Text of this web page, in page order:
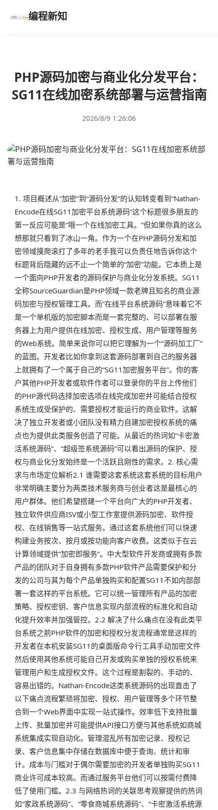
编程新知
PHP源码加密与商业化分发平台：
SG11在线加密系统部署与运营指南
2026/8/9 1:26:06
1. 项目概述从“加密”到“源码分发”的认知转变看到“Nathan-
Encode在线SG11加密平台系统源码”这个标题很多朋友的
第一反应可能是“哦一个在线加密工具。”但如果你真的这么
想那就只看到了冰山一角。作为一个在PHP源码分发和加
密领域摸爬滚打了多年的老手我可以负责任地告诉你这个
标题背后隐藏的远不止一个简单的“加密”功能。它本质上是
一个面向PHP开发者的源码保护与商业化分发系统。SG11
全称SourceGuardian是PHP领域一款老牌且知名的商业源
码加密与授权管理工具。而“在线平台系统源码”意味着它不
是一个单机版的加密脚本而是一套完整的、可以部署在服
务器上为用户提供在线加密、授权生成、用户管理等服务
的Web系统。简单来说你可以把它理解为一个“源码加工厂”
的蓝图。开发者比如你拿到这套源码部署到自己的服务器
上就拥有了一个属于自己的“SG11加密服务平台”。你的客
户其他PHP开发者或软件作者可以登录你的平台上传他们
的PHP源代码选择加密选项在线完成加密并可能结合授权
系统生成受保护的、需要授权才能运行的商业软件。这解
决了独立开发者或小团队没有精力自建加密授权系统的痛
点也为提供此类服务创造了可能。从最近的热词如“卡密激
活系统源码”、“超级签系统源码”可以看出源码的保护、授
权与商业化分发始终是一个活跃且刚性的需求。2. 核心需
求与市场定位解析2.1 谁需要这套系统这套系统的目标用户
非常明确主要分为两类技术服务商与创业者这是最核心的
用户群体。他们希望搭建一个平台向广大的PHP开发者、
独立软件供应商ISV或小型工作室提供源码加密、软件授
权、在线销售等一站式服务。通过这套系统他们可以快速
构建业务按次、按月或按功能向客户收费。这类似于在云
计算领域提供“加密即服务”。中大型软件开发商或拥有多款
产品的团队对于自身拥有多款PHP软件产品需要保护和分
发的公司与其为每个产品单独购买和配置SG11不如内部部
署一套这样的平台系统。它可以统一管理所有产品的加密
策略、授权密钥、客户信息实现内部流程的标准化和自动
化提升效率并加强管控。2.2 解决了什么痛点在没有此类平
台系统之前PHP软件的加密和授权分发流程通常是这样的
开发者在本机安装SG11的桌面版命令行工具手动加密文件
然后使用其他系统可能自己开发或购买单独的授权系统来
管理用户和生成授权文件。这个过程是割裂的、手动的、
容易出错的。Nathan-Encode这类系统源码的出现直击了
以下痛点流程繁琐将加密、授权、用户管理等多个环节整
合到一个Web界面中实现一站式操作。效率低下支持批量
上传、批量加密并可能提供API接口方便与其他系统如商城
系统集成实现自动化。管理混乱所有加密记录、授权记
录、客户信息集中存储在数据库中便于查询、统计和审
计。成本与门槛对于偶尔需要加密的开发者单独购买SG11
商业许可成本较高。而通过服务平台他们可以按需付费降
低了使用门槛。2.3 与网络热词的关联思考观察提供的热词
如“家政系统源码”、“零食商城系统源码”、“卡密激活系统源